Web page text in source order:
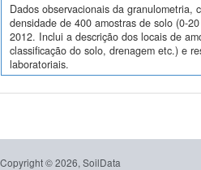
Dados observacionais da granulometria,
densidade de 400 amostras de solo (0-
2012. Inclui a descrição dos locais de
classificação do solo, drenagem etc.) e
laboratoriais.
Copyright © 2026, SoilData